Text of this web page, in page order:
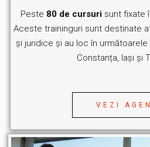
Peste 80 de cursuri sunt fixate
Aceste traininguri sunt destinate
și juridice și au loc în următoarele
Constanța, Iași și
VEZI